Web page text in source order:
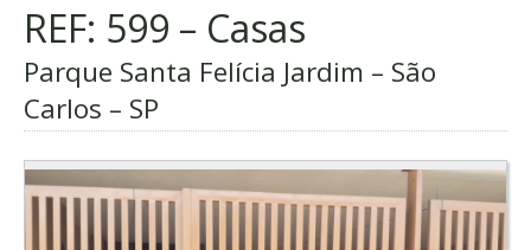
REF: 599 – Casas
Parque Santa Felícia Jardim – São
Carlos – SP